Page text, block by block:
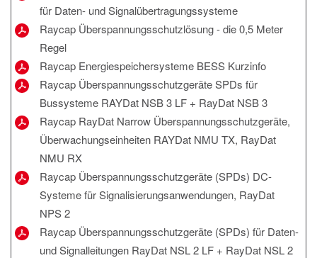
für Daten- und Signalübertragungssysteme
Raycap Überspannungsschutzlösung - die 0,5 Meter
Regel
Raycap Energiespeichersysteme BESS Kurzinfo
Raycap Überspannungsschutzgeräte SPDs für
Bussysteme RAYDat NSB 3 LF + RayDat NSB 3
Raycap RayDat Narrow Überspannungsschutzgeräte,
Überwachungseinheiten RAYDat NMU TX, RayDat
NMU RX
Raycap Überspannungsschutzgeräte (SPDs) DC-
Systeme für Signalisierungsanwendungen, RayDat
NPS 2
Raycap Überspannungsschutzgeräte (SPDs) für Daten-
und Signalleitungen RayDat NSL 2 LF + RayDat NSL 2